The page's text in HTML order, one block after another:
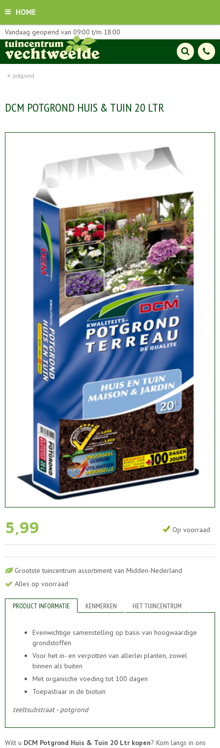
HOME
potgrond
Vandaag geopend van 09:00 t/m 18:00
DCM POTGROND HUIS & TUIN 20 LTR
5,99 Op voorraad
Grootste tuincentrum assortiment van Midden-Nederland
Alles op voorraad
PRODUCT INFORMATIE KENMERKEN HET TUINCENTRUM
Evenwichtige samenstelling op basis van hoogwaardige
grondstoffen
Voor het in- en verpotten van allerlei planten, zowel
binnen als buiten
Met organische voeding tot 100 dagen
Toepasbaar in de biotuin
teeltsubstraat - potgrond
Wilt u DCM Potgrond Huis & Tuin 20 Ltr kopen? Kom langs in ons